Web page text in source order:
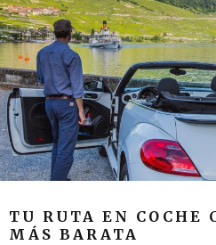
TU RUTA EN COCHE
MÁS BARATA